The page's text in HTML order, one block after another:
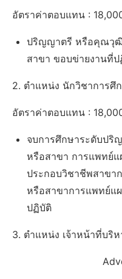
อัตราค่าตอบแทน :
ปริญญาตรี หรือคุณวุฒิ
สาขา ขอบข่ายงานที่
2. ตำแหน่ง นักวิชาการศึ
อัตราค่าตอบแทน :
จบการศึกษาระดับปริ
หรือสาขา การแพทย์แ
ประกอบวิชาชีพสาขา
หรือสาขาการแพทย์แ
ปฏิบัติ
3. ตำแหน่ง เจ้าหน้าที่บริ